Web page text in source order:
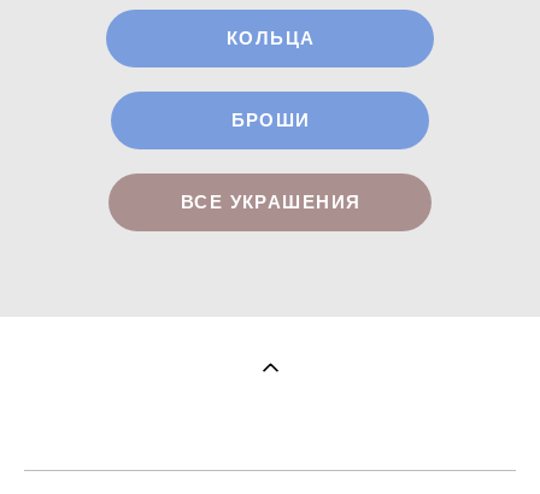
КОЛЬЦА
БРОШИ
ВСЕ УКРАШЕНИЯ